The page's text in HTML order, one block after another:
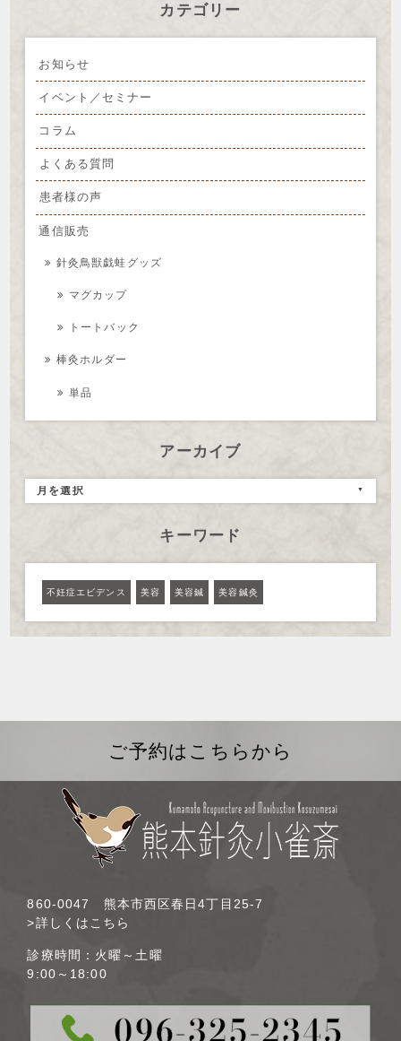
カテゴリー
お知らせ
イベント／セミナー
コラム
よくある質問
患者様の声
通信販売
針灸鳥獣戯蛙グッズ
マグカップ
トートバック
棒灸ホルダー
単品
アーカイブ
月を選択
キーワード
不妊症エビデンス 美容 美容鍼 美容鍼灸
ご予約はこちらから
860-0047 熊本市西区春日4丁目25-7
>詳しくはこちら
診療時間：火曜～土曜
9:00～18:00